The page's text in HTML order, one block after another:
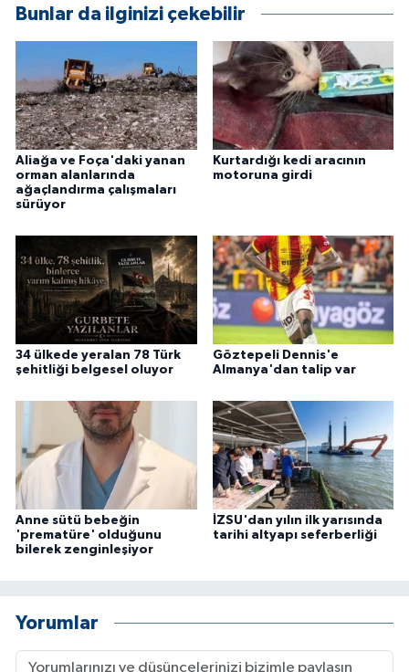
Bunlar da ilginizi çekebilir
Aliağa ve Foça'daki yanan
orman alanlarında
ağaçlandırma çalışmaları
sürüyor
Kurtardığı kedi aracının
motoruna girdi
34 ülkede yeralan 78 Türk
şehitliği belgesel oluyor
Göztepeli Dennis'e
Almanya'dan talip var
Anne sütü bebeğin
'prematüre' olduğunu
bilerek zenginleşiyor
İZSU'dan yılın ilk yarısında
tarihi altyapı seferberliği
Yorumlar